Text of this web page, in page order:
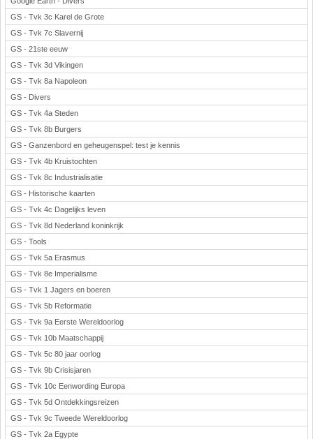
GS - Tvk 3c Karel de Grote
GS - Tvk 7c Slavernij
GS - 21ste eeuw
GS - Tvk 3d Vikingen
GS - Tvk 8a Napoleon
GS - Divers
GS - Tvk 4a Steden
GS - Tvk 8b Burgers
GS - Ganzenbord en geheugenspel: test je kennis
GS - Tvk 4b Kruistochten
GS - Tvk 8c Industrialisatie
GS - Historische kaarten
GS - Tvk 4c Dagelijks leven
GS - Tvk 8d Nederland koninkrijk
GS - Tools
GS - Tvk 5a Erasmus
GS - Tvk 8e Imperialisme
GS - Tvk 1 Jagers en boeren
GS - Tvk 5b Reformatie
GS - Tvk 9a Eerste Wereldoorlog
GS - Tvk 10b Maatschappij
GS - Tvk 5c 80 jaar oorlog
GS - Tvk 9b Crisisjaren
GS - Tvk 10c Eenwording Europa
GS - Tvk 5d Ontdekkingsreizen
GS - Tvk 9c Tweede Wereldoorlog
GS - Tvk 2a Egypte